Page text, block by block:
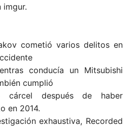
imgur.
cometió varios delitos en
conducía un Mitsubishi
cumplió
cárcel después de haber
en 2014.
exhaustiva, Recorded